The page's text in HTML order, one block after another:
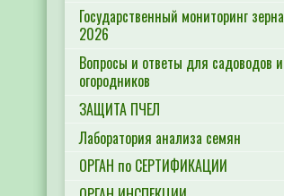
Государственный мониторинг зерна
2026
Вопросы и ответы для садоводов и
огородников
ЗАЩИТА ПЧЕЛ
Лаборатория анализа семян
ОРГАН по СЕРТИФИКАЦИИ